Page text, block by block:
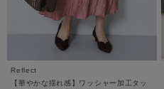
Reflect
【華やかな揺れ感】ワッシャー加工タッ